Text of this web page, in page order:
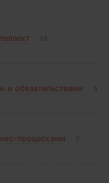
18
и обязательствами 5
процессами 7